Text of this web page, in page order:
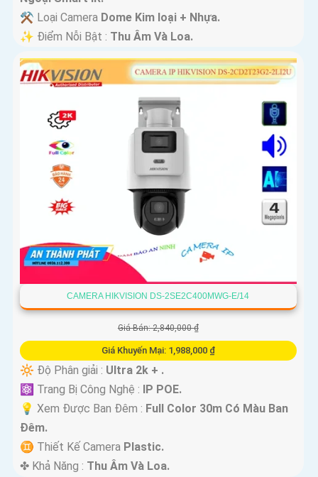
⚒ Loại Camera Dome Kim loại + Nhựa.
️✨ Điểm Nỗi Bật : Thu Âm Và Loa.
CAMERA HIKVISION DS-2SE2C400MWG-E/14
Giá Bán: 2,840,000 ₫
Giá Khuyến Mại: 1,988,000 ₫
🔆 Độ Phân giải : Ultra 2k + .
⚛️ Trang Bị Công Nghệ :
IP POE.
💡 Xem Được Ban Đêm : Full Color 30m Có Màu Ban
Ðêm.
♊ Thiết Kế Camera Plastic.
️✤ Khả Năng : Thu Âm Và Loa.